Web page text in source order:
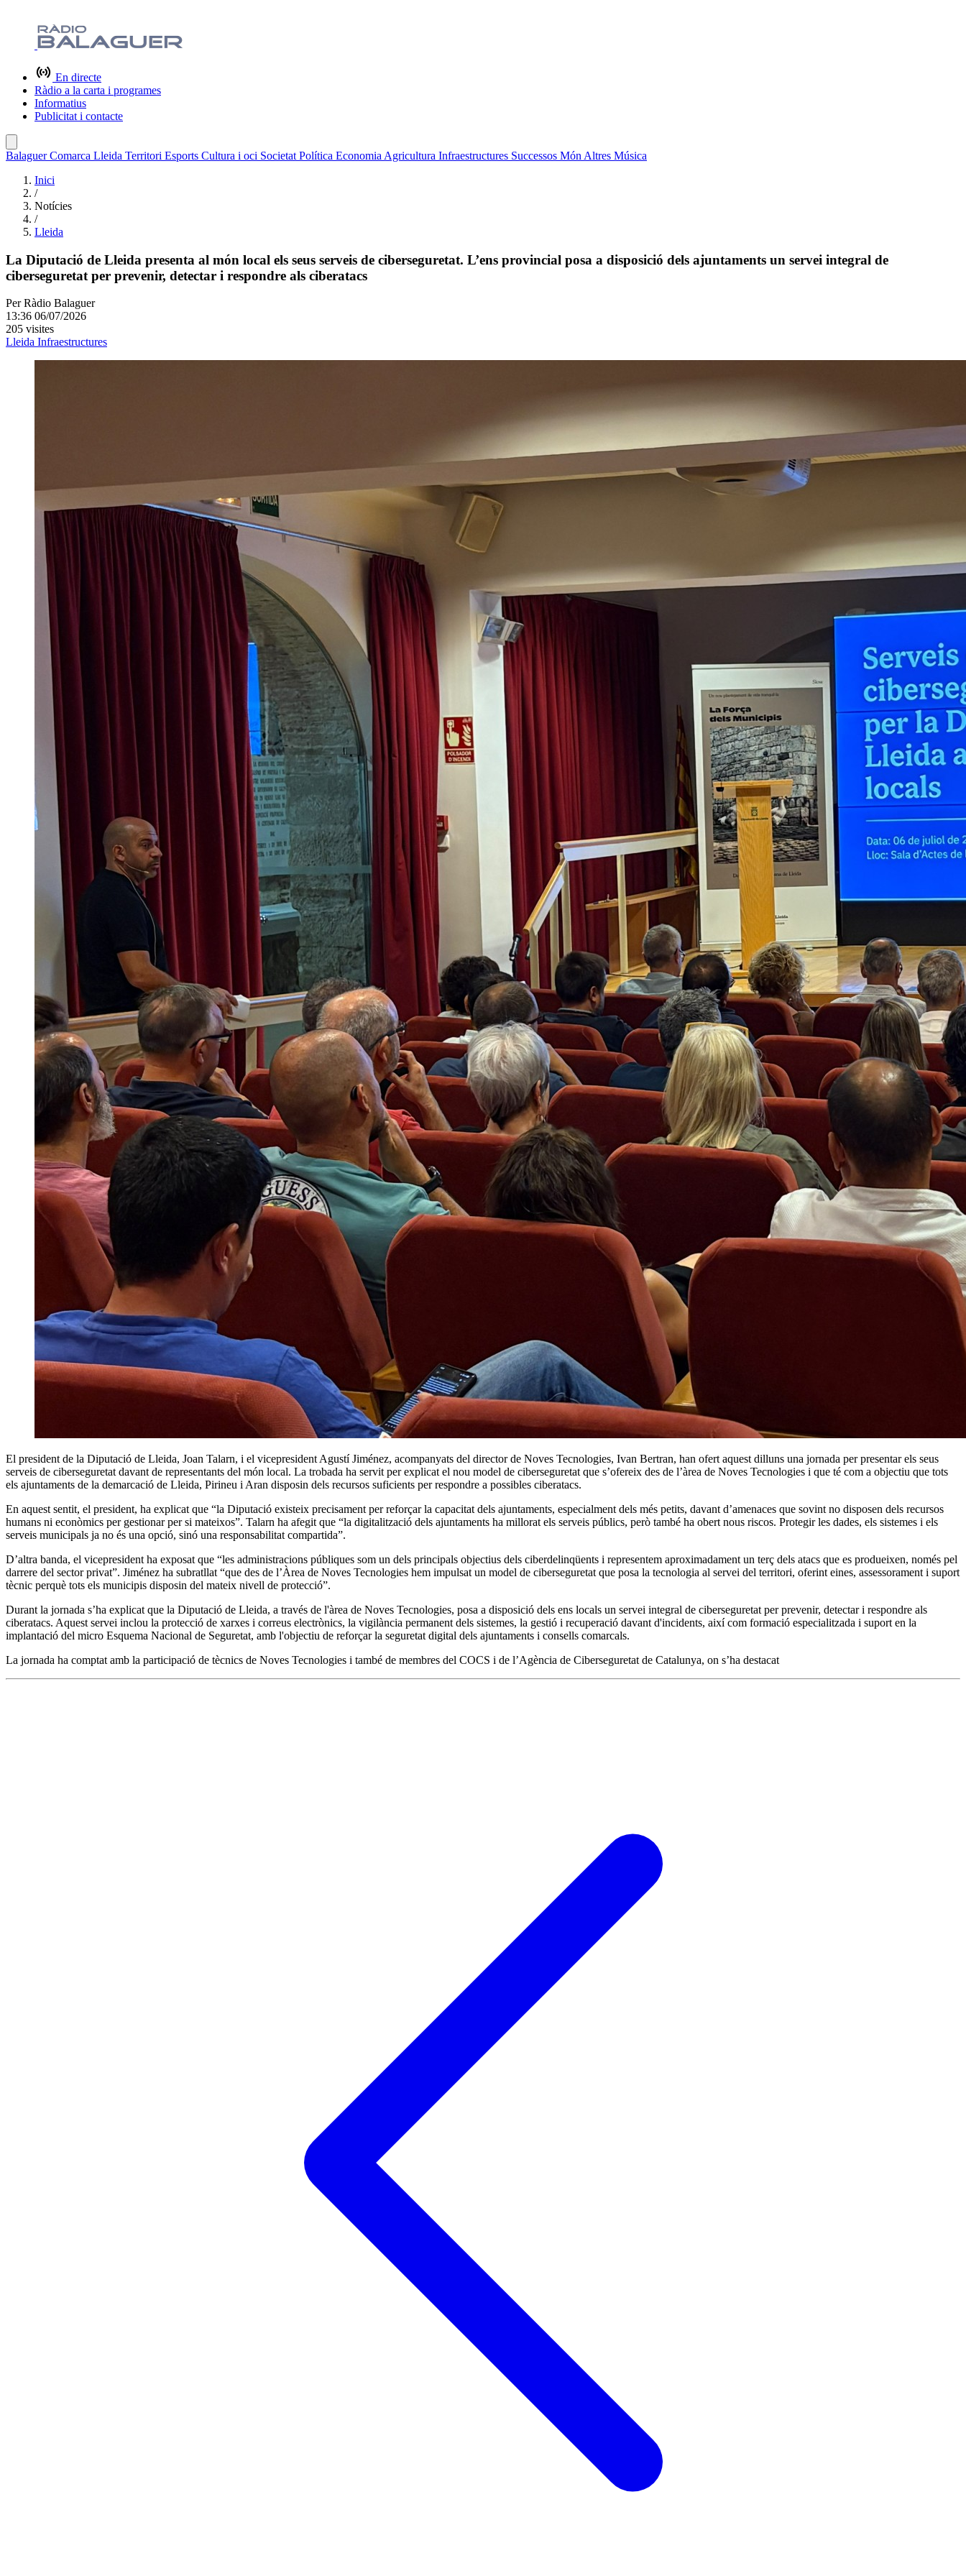
En directe
Ràdio a la carta i programes
Informatius
Publicitat i contacte
BalaguerComarca Lleida Territori Esports Cultura i oci Societat Política Economia Agricultura Infraestructures Successos Món Altres Música
Inici
/
Notícies
/
Lleida
La Diputació de Lleida presenta al món local els seus serveis de ciberseguretat. L’ens provincial posa a disposició dels ajuntaments un servei integral de
ciberseguretat per prevenir, detectar i respondre als ciberatacs
Per Ràdio Balaguer
13:36 06/07/2026
205 visites
Lleida Infraestructures
El president de la Diputació de Lleida, Joan Talarn, i el vicepresident Agustí Jiménez, acompanyats del director de Noves Tecnologies, Ivan Bertran, han ofert aquest dilluns una jornada per presentar els seus
serveis de ciberseguretat davant de representants del món local. La trobada ha servit per explicat el nou model de ciberseguretat que s’ofereix des de l’àrea de Noves Tecnologies i que té com a objectiu que tots
els ajuntaments de la demarcació de Lleida, Pirineu i Aran disposin dels recursos suficients per respondre a possibles ciberatacs.
En aquest sentit, el president, ha explicat que “la Diputació existeix precisament per reforçar la capacitat dels ajuntaments, especialment dels més petits, davant d’amenaces que sovint no disposen dels recursos
humans ni econòmics per gestionar per si mateixos”. Talarn ha afegit que “la digitalització dels ajuntaments ha millorat els serveis públics, però també ha obert nous riscos. Protegir les dades, els sistemes i els
serveis municipals ja no és una opció, sinó una responsabilitat compartida”.
D’altra banda, el vicepresident ha exposat que “les administracions públiques som un dels principals objectius dels ciberdelinqüents i representem aproximadament un terç dels atacs que es produeixen, només pel
darrere del sector privat”. Jiménez ha subratllat “que des de l’Àrea de Noves Tecnologies hem impulsat un model de ciberseguretat que posa la tecnologia al servei del territori, oferint eines, assessorament i suport
tècnic perquè tots els municipis disposin del mateix nivell de protecció”.
Durant la jornada s’ha explicat que la Diputació de Lleida, a través de l'àrea de Noves Tecnologies, posa a disposició dels ens locals un servei integral de ciberseguretat per prevenir, detectar i respondre als
ciberatacs. Aquest servei inclou la protecció de xarxes i correus electrònics, la vigilància permanent dels sistemes, la gestió i recuperació davant d'incidents, així com formació especialitzada i suport en la
implantació del micro Esquema Nacional de Seguretat, amb l'objectiu de reforçar la seguretat digital dels ajuntaments i consells comarcals.
La jornada ha comptat amb la participació de tècnics de Noves Tecnologies i també de membres del COCS i de l’Agència de Ciberseguretat de Catalunya, on s’ha destacat